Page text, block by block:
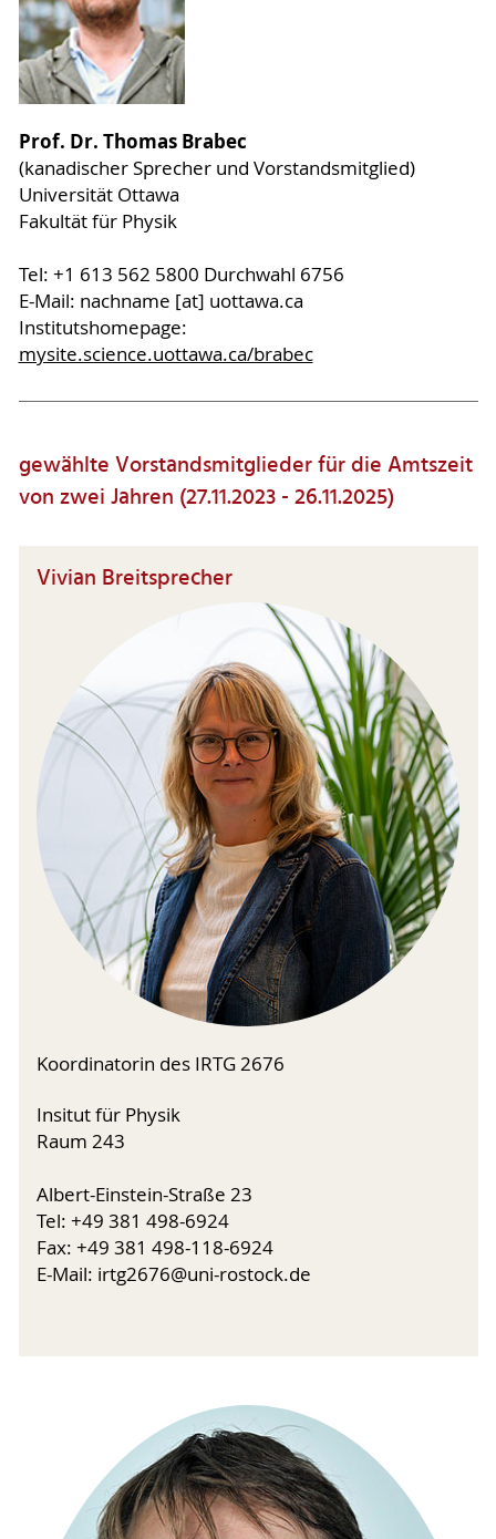
Prof. Dr. Thomas Brabec
(kanadischer Sprecher und Vorstandsmitglied)
Universität Ottawa
Fakultät für Physik
Tel: +1 613 562 5800 Durchwahl 6756
E-Mail: nachname [at] uottawa.ca
Institutshomepage:
mysite.science.uottawa.ca/brabec
gewählte Vorstandsmitglieder für die Amtszeit
von zwei Jahren (27.11.2023 - 26.11.2025)
Vivian Breitsprecher
Koordinatorin des IRTG 2676
Insitut für Physik
Raum 243
Albert-Einstein-Straße 23
Tel: +49 381 498-6924
Fax: +49 381 498-118-6924
E-Mail: irtg2676@uni-rostock.de